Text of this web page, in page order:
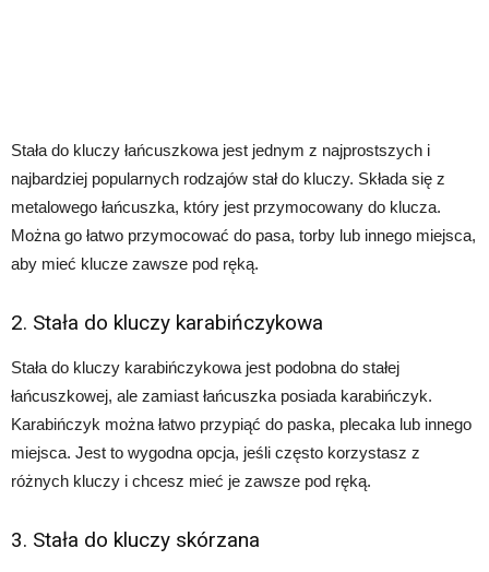
Stała do kluczy łańcuszkowa jest jednym z najprostszych i
najbardziej popularnych rodzajów stał do kluczy. Składa się z
metalowego łańcuszka, który jest przymocowany do klucza.
Można go łatwo przymocować do pasa, torby lub innego miejsca,
aby mieć klucze zawsze pod ręką.
2. Stała do kluczy karabińczykowa
Stała do kluczy karabińczykowa jest podobna do stałej
łańcuszkowej, ale zamiast łańcuszka posiada karabińczyk.
Karabińczyk można łatwo przypiąć do paska, plecaka lub innego
miejsca. Jest to wygodna opcja, jeśli często korzystasz z
różnych kluczy i chcesz mieć je zawsze pod ręką.
3. Stała do kluczy skórzana